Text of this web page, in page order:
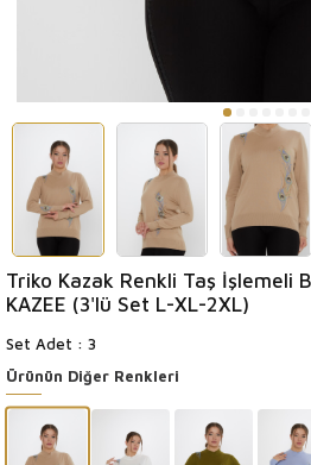
Triko Kazak Renkli Taş İşlemeli
KAZEE (3'lü Set L-XL-2XL)
Set Adet : 3
Ürünün Diğer Renkleri